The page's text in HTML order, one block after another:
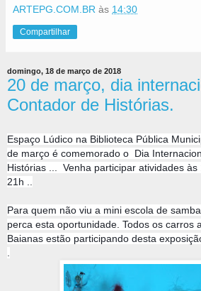
ARTEPG.COM.BR às 14:30
Compartilhar
domingo, 18 de março de 2018
20 de março, dia
Contador de Histórias.
Espaço Lúdico na Biblioteca Pública
de março é comemorado o Dia
Histórias ... Venha participar atividades
21h ..
Para quem não viu a mini escola de
perca esta oportunidade. Todos os carros
Baianas estão participando desta